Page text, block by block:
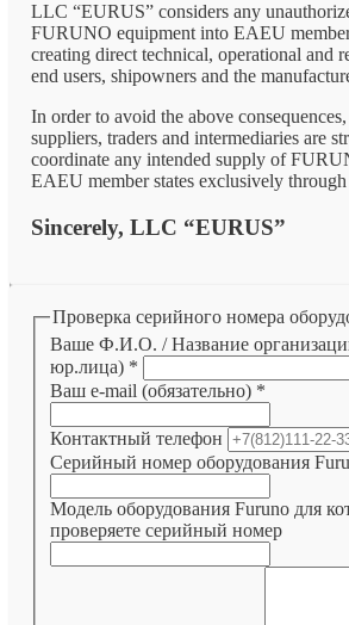
LLC “EURUS” considers any
FURUNO equipment into EAEU member
creating direct technical, operational and
end users, shipowners and the
In order to avoid the above
suppliers, traders and intermediaries are
coordinate any intended supply of
EAEU member states exclusively
Sincerely, LLC “EURUS”
Проверка серийного номера
Ваше Ф.И.О. / Название
юр.лица) *
Ваш e-mail (обязательно) *
Контактный телефон
Серийный номер оборудования
Модель оборудования Furuno для
проверяете серийный номер